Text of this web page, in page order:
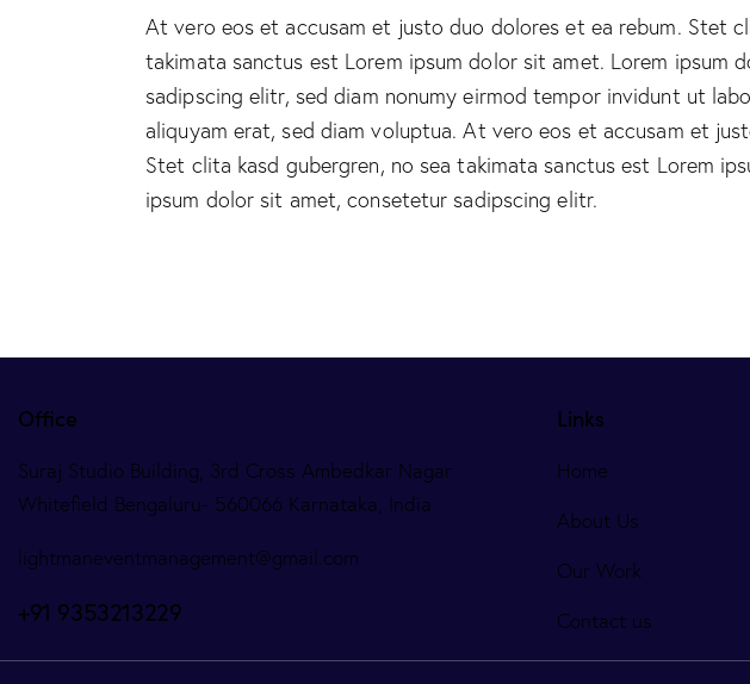
At vero eos et accusam et justo duo dolores et ea rebum. Stet
takimata sanctus est Lorem ipsum dolor sit amet. Lorem ipsum
sadipscing elitr, sed diam nonumy eirmod tempor invidunt ut
aliquyam erat, sed diam voluptua. At vero eos et accusam et
Stet clita kasd gubergren, no sea takimata sanctus est Lorem
ipsum dolor sit amet, consetetur sadipscing elitr.
Office
Suraj Studio Building, 3rd Cross Ambedkar Nagar
Whitefield Bengaluru- 560066 Karnataka, India
lightmaneventmanagement@gmail.com
+91 9353213229
Links
Home
About Us
Our Work
Contact us